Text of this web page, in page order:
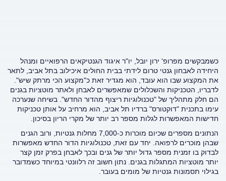
כשמבקשים מפרופ' ירון יובל, יו"ר איגוד הגנטיקאים הרפואיים ומנהל
היחידה לאבחון גנטי טרום לידתי בבית החולים איכילוב בתל אביב, לתאר
את המקצוע שבו הוא עובד, הוא מגדיר זאת כ"מקצוע הכי מרתק שיש".
לדבריו, הטכניקות והשכלולים שמאפשרים לאבחן ולאתר מוטציות בגנים
הם חלק מתהליך של "טכנולוגיות ריצוף מהדור החדש". בשיחה שנערכה
עימו בתכנית "דוקטורס" ברדיו תל אביב, הוא מרחיב על אותן טכניקות
חדישות המאפשרות לגלות מספר רב יותר של מקרי הריון בסיכון.
הנתונים מספרים שכיום מוכרות כ-7,000 מחלות גנטיות, ורוב הגנים
שבהן מוכרים לרפואה. יחד עם זאת, טכנולוגיות הדור החדש מאפשרות
לבדוק בו זמנית מספר גדול יותר של גנים ובכך לאבחן בפרק זמן קצר
יותר מוטציות המתגלות בגנים. נתון חשוב זה רלוונטי במיוחד כשמדובר
בגילוי תסמונות גנטיות של מומים בעובר.